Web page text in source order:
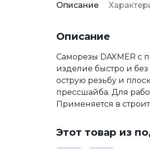
Описание
Описание
Саморезы DAXMER с
изделие быстро и
острую резьбу и
прессшайба. Для
Применяется в
Этот товар из